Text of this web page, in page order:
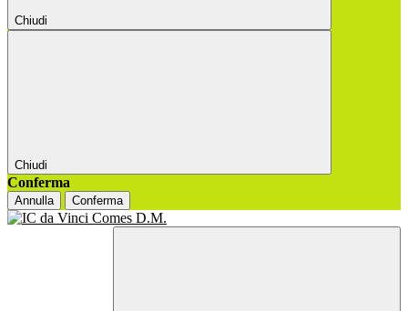
Chiudi
Chiudi
Conferma
Annulla Conferma